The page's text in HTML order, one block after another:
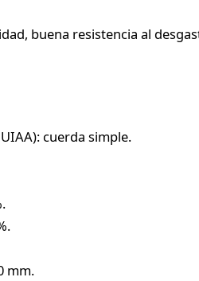
buena resistencia al
cuerda simple.
mm.